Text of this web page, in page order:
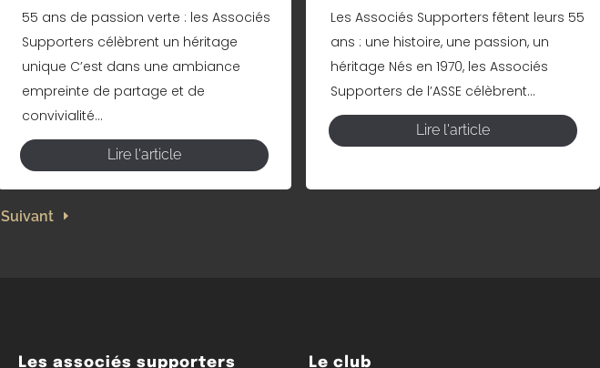
55 ans de passion verte : les Associés
Supporters célèbrent un héritage
unique C’est dans une ambiance
empreinte de partage et de
convivialité...
Lire l'article
Les Associés Supporters fêtent leurs 55
ans : une histoire, une passion, un
héritage Nés en 1970, les Associés
Supporters de l’ASSE célèbrent...
Lire l'article
Suivant
Les associés supporters
Le club